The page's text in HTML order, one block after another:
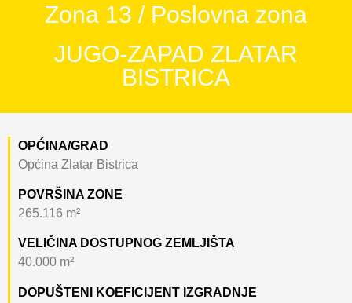
Zona 13 / Poslovna zona
JUGO-ZAPAD ZLATAR
BISTRICA
OPĆINA/GRAD
Općina Zlatar Bistrica
POVRŠINA ZONE
265.116 m²
VELIČINA DOSTUPNOG ZEMLJIŠTA
40.000 m²
DOPUŠTENI KOEFICIJENT IZGRADNJE